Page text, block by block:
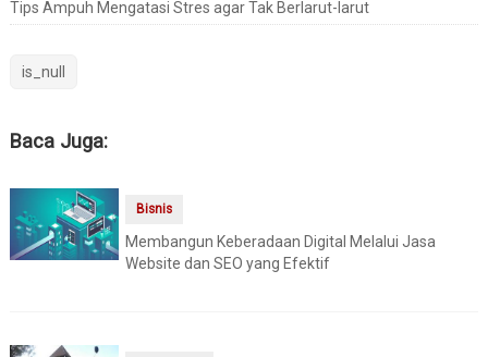
Tips Ampuh Mengatasi Stres agar Tak Berlarut-larut
is_null
Baca Juga:
Bisnis
Membangun Keberadaan Digital Melalui Jasa
Website dan SEO yang Efektif